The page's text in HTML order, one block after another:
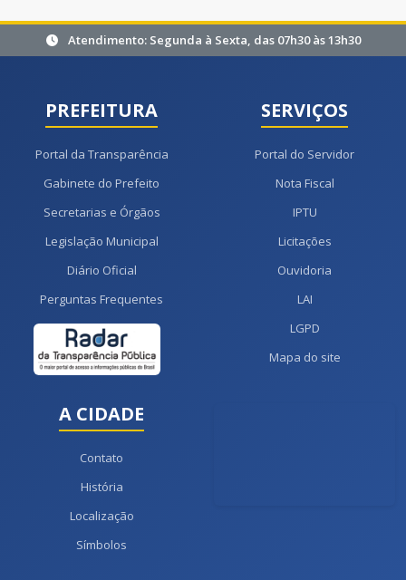
Atendimento: Segunda à Sexta, das 07h30 às 13h30
PREFEITURA
Portal da Transparência
Gabinete do Prefeito
Secretarias e Órgãos
Legislação Municipal
Diário Oficial
Perguntas Frequentes
SERVIÇOS
Portal do Servidor
Nota Fiscal
IPTU
Licitações
Ouvidoria
LAI
LGPD
Mapa do site
A CIDADE
Contato
História
Localização
Símbolos